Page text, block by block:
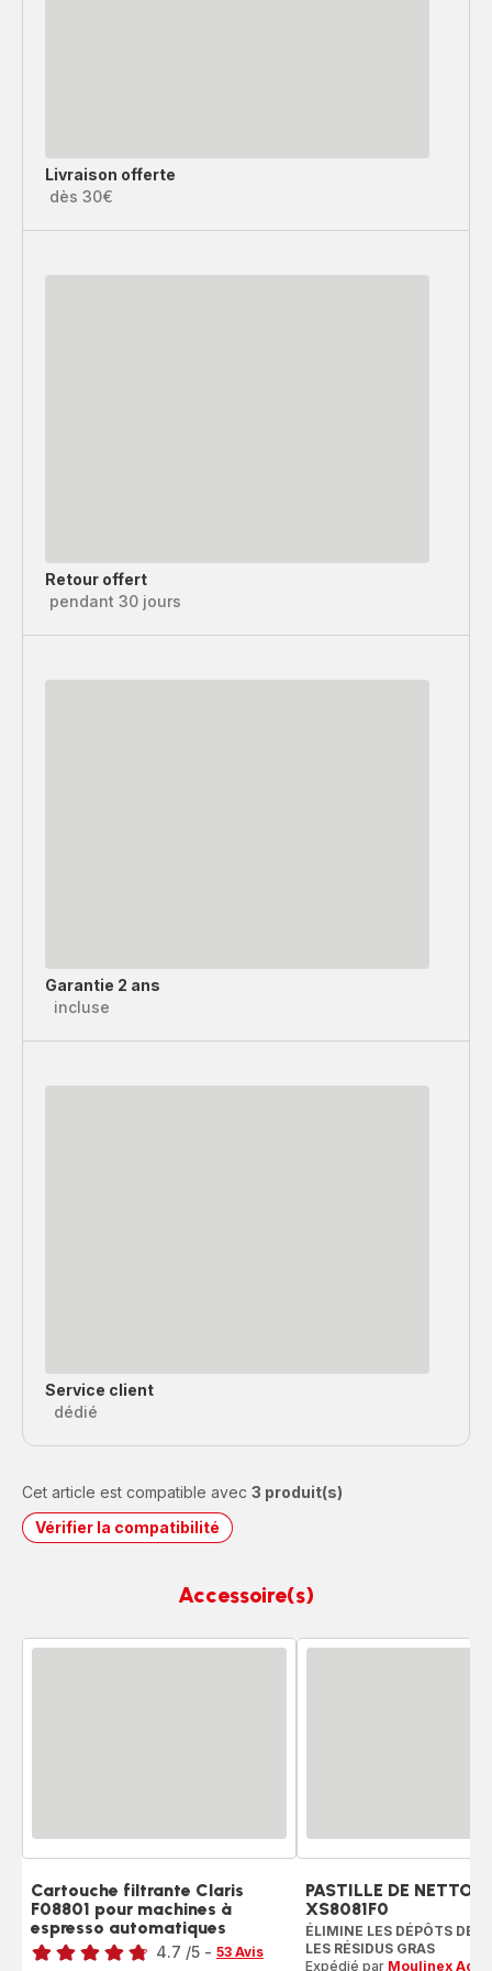
Livraison offerte
dès 30€
Retour offert
pendant 30 jours
Garantie 2 ans
incluse
Service client
dédié
Cet article est compatible avec 3 produit(s)
Vérifier la compatibilité
Accessoire(s)
Cartouche filtrante Claris
F08801 pour machines à
espresso automatiques
Note
4.7 /5 - 53 Avis
PASTILLE DE
XS8081F0
ÉLIMINE LES DÉPÔTS DE
LES RÉSIDUS GRAS
Expédié par Moulinex